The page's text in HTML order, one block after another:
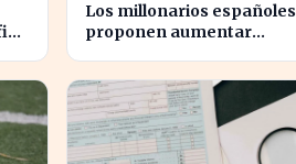
Los millonarios españoles
proponen aumentar